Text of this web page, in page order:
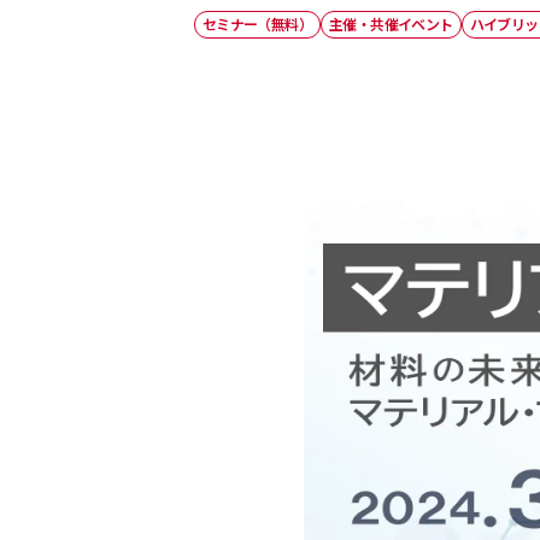
セミナー（無料） 主催・共催イベント ハイブリ